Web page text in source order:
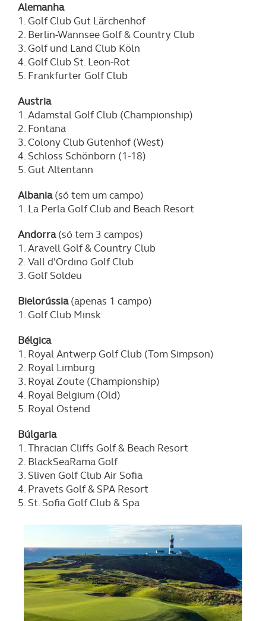
Alemanha
1. Golf Club Gut Lärchenhof
2. Berlin-Wannsee Golf & Country Club
3. Golf und Land Club Köln
4. Golf Club St. Leon-Rot
5. Frankfurter Golf Club
Austria
1. Adamstal Golf Club (Championship)
2. Fontana
3. Colony Club Gutenhof (West)
4. Schloss Schönborn (1-18)
5. Gut Altentann
Albania(só tem um campo)
1. La Perla Golf Club and Beach Resort
Andorra(só tem 3 campos)
1. Aravell Golf & Country Club
2. Vall d'Ordino Golf Club
3. Golf Soldeu
Bielorússia(apenas 1 campo)
1. Golf Club Minsk
Bélgica
1. Royal Antwerp Golf Club (Tom Simpson)
2. Royal Limburg
3. Royal Zoute (Championship)
4. Royal Belgium (Old)
5. Royal Ostend
Búlgaria
1. Thracian Cliffs Golf & Beach Resort
2. BlackSeaRama Golf
3. Sliven Golf Club Air Sofia
4. Pravets Golf & SPA Resort
5. St. Sofia Golf Club & Spa